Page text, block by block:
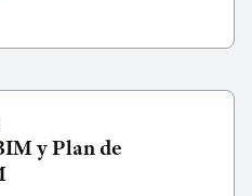
la posibilidad de añadir
cada país. Siguiendo el
proporcionado, esta
y Plan de